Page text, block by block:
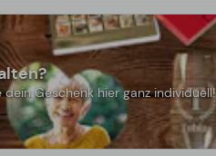
Geschenk hier ganz individuell!